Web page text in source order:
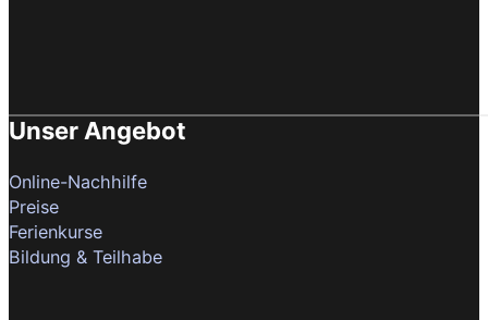
Unser Angebot
Online-Nachhilfe
Preise
Ferienkurse
Bildung & Teilhabe